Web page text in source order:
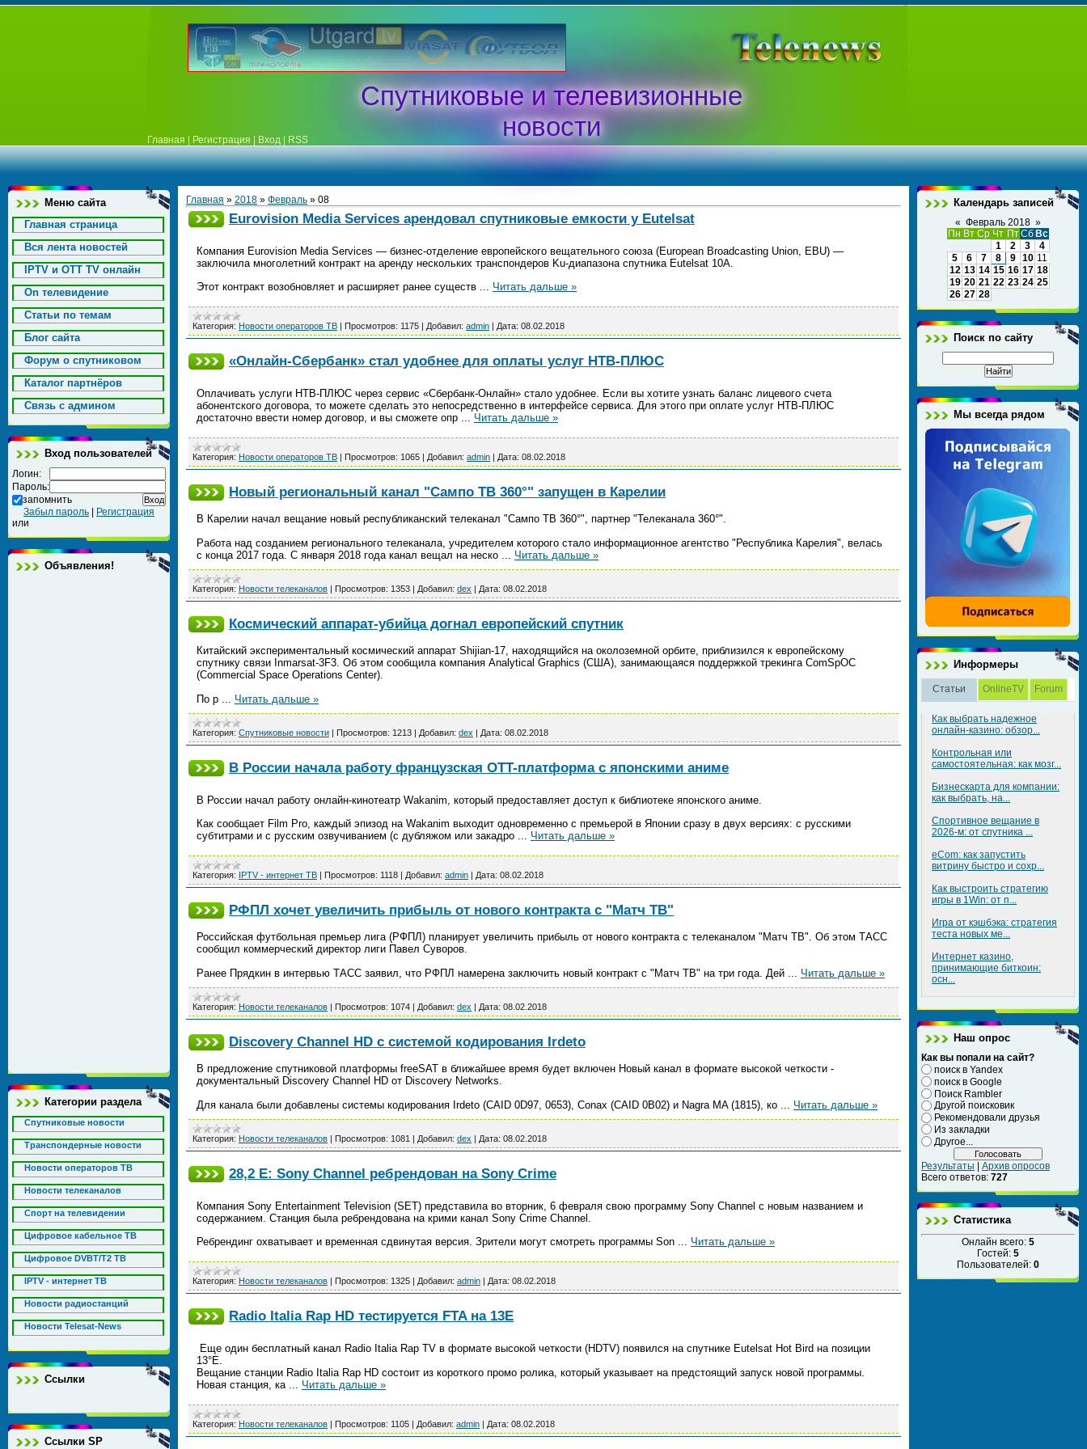
Спутниковые и телевизионные
новости
Главная Регистрация Вход RSS
Меню сайта
Главная страница
Вся лента новостей
IPTV и OTT TV онлайн
On телевидение
Статьи по темам
Блог сайта
Форум о спутниковом
Каталог партнёров
Cвязь с админом
Вход пользователей
Логин:
Пароль:
запомнить
Забыл пароль
Регистрация
или
Объявления!
Категории раздела
Спутниковые новости
Транспондерные новости
Новости операторов ТВ
Новости телеканалов
Спорт на телевидении
Цифровое кабельное ТВ
Цифровое DVBT/T2 ТВ
IPTV - интернет ТВ
Новости радиостанций
Новости Telesat-News
Ссылки
Ссылки SP
Главная » 2018 » Февраль » 08
Eurovision Media Services арендовал спутниковые емкости у Eutelsat
Компания Eurovision Media Services — бизнес-отделение европейского вещательного союза (European Broadcasting Union, EBU) —
заключила многолетний контракт на аренду нескольких транспондеров Ku-диапазона спутника Eutelsat 10A.
Этот контракт возобновляет и расширяет ранее существ ... Читать дальше »
Категория: Новости операторов ТВ | Просмотров: 1175 | Добавил: admin | Дата: 08.02.2018
«Онлайн‑Сбербанк» стал удобнее для оплаты услуг НТВ‑ПЛЮС
Оплачивать услуги НТВ‑ПЛЮС через сервис «Сбербанк‑Онлайн» стало удобнее. Если вы хотите узнать баланс лицевого счета
абонентского договора, то можете сделать это непосредственно в интерфейсе сервиса. Для этого при оплате услуг НТВ‑ПЛЮС
достаточно ввести номер договор, и вы сможете опр ... Читать дальше »
Категория: Новости операторов ТВ | Просмотров: 1065 | Добавил: admin | Дата: 08.02.2018
Новый региональный канал "Сампо ТВ 360°" запущен в Карелии
В Карелии начал вещание новый республиканский телеканал "Сампо ТВ 360°", партнер "Телеканала 360°".
Работа над созданием регионального телеканала, учредителем которого стало информационное агентство "Республика Карелия", велась
с конца 2017 года. С января 2018 года канал вещал на неско ... Читать дальше »
Категория: Новости телеканалов | Просмотров: 1353 | Добавил: dex | Дата: 08.02.2018
Космический аппарат-убийца догнал европейский спутник
Китайский экспериментальный космический аппарат Shijian-17, находящийся на околоземной орбите, приблизился к европейскому
спутнику связи Inmarsat-3F3. Об этом сообщила компания Analytical Graphics (США), занимающаяся поддержкой трекинга ComSpOC
(Commercial Space Operations Center).
По р ... Читать дальше »
Категория: Спутниковые новости | Просмотров: 1213 | Добавил: dex | Дата: 08.02.2018
В России начала работу французская OTT-платформа с японскими аниме
В России начал работу онлайн-кинотеатр Wakanim, который предоставляет доступ к библиотеке японского аниме.
Как сообщает Film Pro, каждый эпизод на Wakanim выходит одновременно с премьерой в Японии сразу в двух версиях: с русскими
субтитрами и с русским озвучиванием (с дубляжом или закадро ... Читать дальше »
Категория: IPTV - интернет ТВ | Просмотров: 1118 | Добавил: admin | Дата: 08.02.2018
РФПЛ хочет увеличить прибыль от нового контракта с "Матч ТВ"
Российская футбольная премьер лига (РФПЛ) планирует увеличить прибыль от нового контракта с телеканалом "Матч ТВ". Об этом ТАСС
сообщил коммерческий директор лиги Павел Суворов.
Ранее Прядкин в интервью ТАСС заявил, что РФПЛ намерена заключить новый контракт с "Матч ТВ" на три года. Дей ... Читать дальше »
Категория: Новости телеканалов | Просмотров: 1074 | Добавил: dex | Дата: 08.02.2018
Discovery Channel HD с системой кодирования Irdeto
В предложение спутниковой платформы freeSAT в ближайшее время будет включен Новый канал в формате высокой четкости -
документальный Discovery Channel HD от Discovery Networks.
Для канала были добавлены системы кодирования Irdeto (CAID 0D97, 0653), Conax (CAID 0B02) и Nagra MA (1815), ко ... Читать дальше »
Категория: Новости телеканалов | Просмотров: 1081 | Добавил: dex | Дата: 08.02.2018
28,2 E: Sony Channel ребрендован на Sony Crime
Компания Sony Entertainment Television (SET) представила во вторник, 6 февраля свою программу Sony Channel с новым названием и
содержанием. Станция была ребрендованa на крими канал Sony Crime Channel.
Ребрендинг охватывает и временная сдвинутая версия. Зрители могут смотреть программы Son ... Читать дальше »
Категория: Новости телеканалов | Просмотров: 1325 | Добавил: admin | Дата: 08.02.2018
Radio Italia Rap HD тестируется FTA на 13E
Еще один бесплатный канал Radio Italia Rap TV в формате высокой четкости (HDTV) появился на спутнике Eutelsat Hot Bird на позиции
13°E.
Вещание станции Radio Italia Rap HD состоит из короткого промо ролика, который указывает на предстоящий запуск новой программы.
Новая станция, ка ... Читать дальше »
Категория: Новости телеканалов | Просмотров: 1105 | Добавил: admin | Дата: 08.02.2018
Календарь записей
« Февраль 2018 »
Пн Вт Ср Чт ПтСб Вс
1
2 3
4
5
6 7 8 9 10 11
12 13 14 15 16 17 18
19 20 21 22 23 24 25
26 27 28
Поиск по сайту
Мы всегда рядом
Информеры
Статьи OnlineTV Forum
Как выбрать надежное
онлайн-казино: обзор...
Контрольная или
самостоятельная: как мозг...
Бизнескарта для компании:
как выбрать, на...
Спортивное вещание в
2026-м: от спутника ...
eCom: как запустить
витрину быстро и сохр...
Как выстроить стратегию
игры в 1Win: от п...
Игра от кэшбэка: стратегия
теста новых ме...
Интернет казино,
принимающие биткоин:
осн...
Наш опрос
Как вы попали на сайт?
поиск в Yandex
поиск в Google
Поиск Rambler
Другой поисковик
Рекомендовали друзья
Из закладки
Другое...
Результаты | Архив опросов
Всего ответов: 727
Статистика
Онлайн всего: 5
Гостей: 5
Пользователей: 0